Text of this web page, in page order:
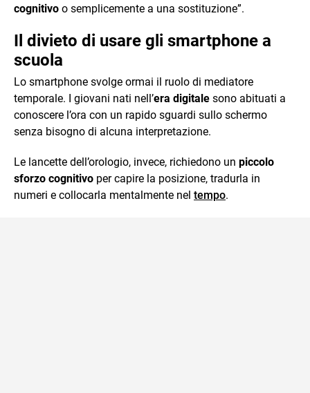
cognitivo o semplicemente a una sostituzione”.
Il divieto di usare gli smartphone a
scuola
Lo smartphone svolge ormai il ruolo di mediatore
temporale. I giovani nati nell’era digitale sono abituati a
conoscere l’ora con un rapido sguardi sullo schermo
senza bisogno di alcuna interpretazione.
Le lancette dell’orologio, invece, richiedono un piccolo
sforzo cognitivo per capire la posizione, tradurla in
numeri e collocarla mentalmente nel tempo.